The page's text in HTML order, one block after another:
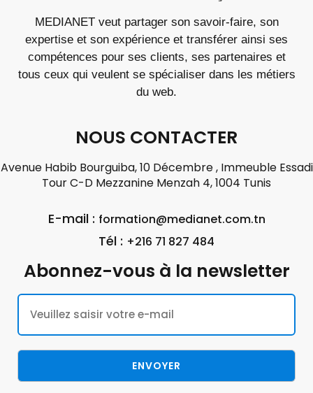
MEDIANET veut partager son savoir-faire, son
expertise et son expérience et transférer ainsi ses
compétences pour ses clients, ses partenaires et
tous ceux qui veulent se spécialiser dans les métiers
du web.
NOUS CONTACTER
Avenue Habib Bourguiba, 10 Décembre , Immeuble Essadi
Tour C-D Mezzanine Menzah 4, 1004 Tunis
E-mail : formation@medianet.com.tn
Tél : +216 71 827 484
Abonnez-vous à la newsletter